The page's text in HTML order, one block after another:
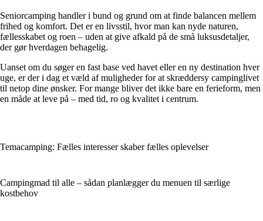
Seniorcamping handler i bund og grund om at finde balancen mellem
frihed og komfort. Det er en livsstil, hvor man kan nyde naturen,
fællesskabet og roen – uden at give afkald på de små luksusdetaljer,
der gør hverdagen behagelig.
Uanset om du søger en fast base ved havet eller en ny destination hver
uge, er der i dag et væld af muligheder for at skræddersy campinglivet
til netop dine ønsker. For mange bliver det ikke bare en ferieform, men
en måde at leve på – med tid, ro og kvalitet i centrum.
Temacamping: Fælles interesser skaber fælles oplevelser
Campingmad til alle – sådan planlægger du menuen til særlige
kostbehov